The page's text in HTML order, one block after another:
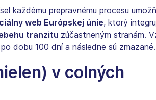
každému prepravnému procesu
web Európskej únie, ktorý
tranzitu zúčastneným stranám.
dobu 100 dní a následne sú zmazané.
v colných